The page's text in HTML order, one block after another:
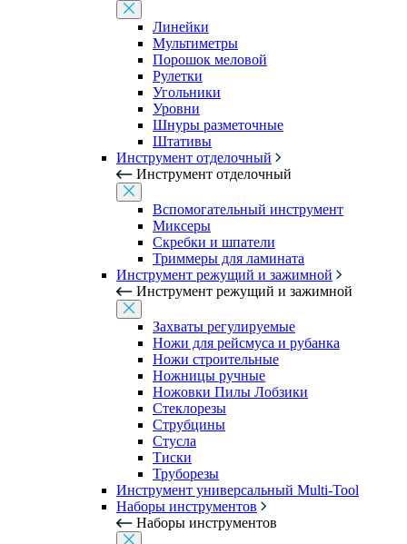
Линейки
Мультиметры
Порошок меловой
Рулетки
Угольники
Уровни
Шнуры разметочные
Штативы
Инструмент отделочный
Инструмент отделочный
Вспомогательный инструмент
Миксеры
Скребки и шпатели
Триммеры для ламината
Инструмент режущий и зажимной
Инструмент режущий и зажимной
Захваты регулируемые
Ножи для рейсмуса и рубанка
Ножи строительные
Ножницы ручные
Ножовки Пилы Лобзики
Стеклорезы
Струбцины
Стусла
Тиски
Труборезы
Инструмент универсальный Multi-Tool
Наборы инструментов
Наборы инструментов